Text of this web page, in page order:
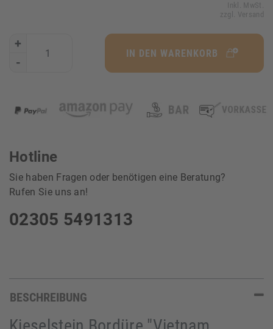
Inkl. MwSt.
zzgl. Versand
+
-
IN DEN WARENKORB
Hotline
Sie haben Fragen oder benötigen eine Beratung?
Rufen Sie uns an!
02305 5491313
BESCHREIBUNG